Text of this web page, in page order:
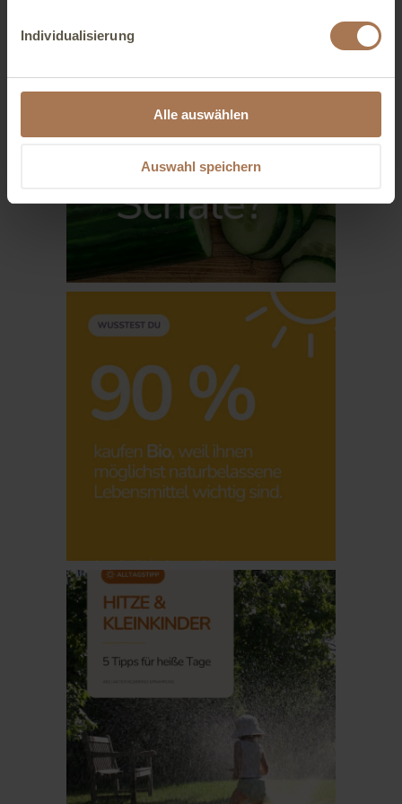
Individualisierung
Alle auswählen
Auswahl speichern